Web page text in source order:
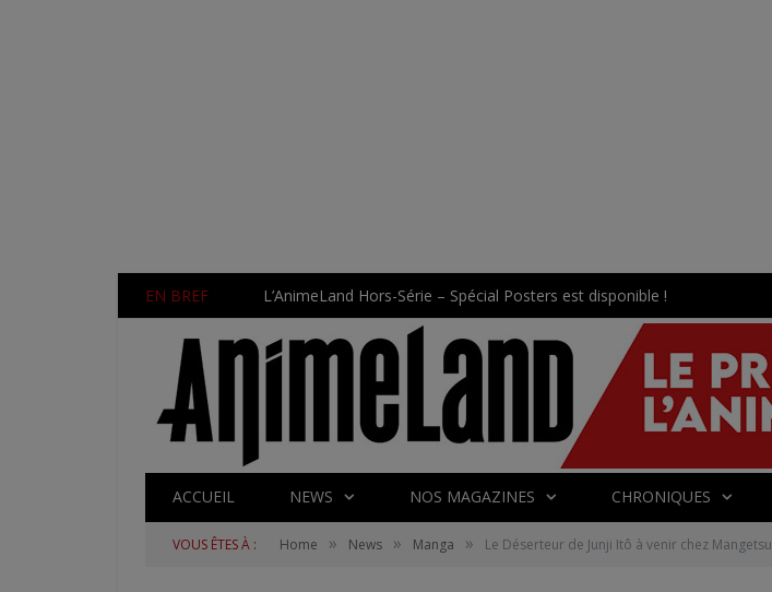
EN BREF L’AnimeLand Hors-Série – Spécial Posters est disponible !
ACCUEIL NEWS NOS MAGAZINES CHRONIQUES
VOUS ÊTES À : Home » News » Manga » Le Déserteur de Junji Itô à venir chez Mangetsu